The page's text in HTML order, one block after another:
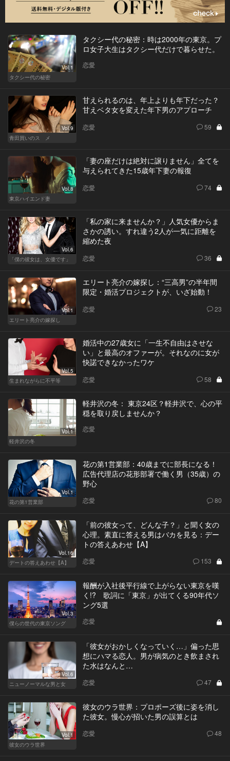
Vol.1
タクシー代の秘密
タクシー代の秘密：時は2000年の東京。プ
ロ女子大生はタクシー代だけで暮らせた。
恋愛
Vol.9
青田買いのスゝメ
甘えられるのは、年上よりも年下だった？
甘えベタ女を変えた年下男のアプローチ
恋愛 59
Vol.8
東京ハイエンド妻
「妻の座だけは絶対に譲りません」全てを
与えられてきた15歳年下妻の報復
恋愛 74
Vol.6
「僕の彼女は、女優です」
「私の家に来ませんか？」人気女優からま
さかの誘い。すれ違う2人が一気に距離を
縮めた夜
恋愛 36
Vol.1
エリート亮介の嫁探し
エリート亮介の嫁探し：“三高男”の半年間
限定・婚活プロジェクトが、いざ始動！
恋愛 23
Vol.5
生まれながらに不平等
婚活中の27歳女に「一生不自由はさせな
い」と最高のオファーが。それなのに女が
快諾できなかったワケ
恋愛 58
Vol.1
軽井沢の冬
軽井沢の冬： 東京24区？軽井沢で、心の平
穏を取り戻しませんか？
恋愛
Vol.1
花の第1営業部
花の第1営業部：40歳までに部長になる！
広告代理店の花形部署で働く男（35歳）の
野心
恋愛 80
Vol.16
デートの答えあわせ【A】
「前の彼女って、どんな子？」と聞く女の
心理。素直に答える男はバカを見る：デー
トの答えあわせ【A】
恋愛 153
Vol.3
僕らの世代の東京ソング
報酬が入社後平行線で上がらない東京を嘆
く!? 歌詞に「東京」が出てくる90年代ソ
ング5選
恋愛
Vol.6
ニューノーマルな男と女
「彼女がおかしくなっていく…」偏った思
想にハマる恋人。男が病気のとき飲まされ
た水はなんと…
恋愛 47
Vol.1
彼女のウラ世界
彼女のウラ世界：プロポーズ後に姿を消し
た彼女。慢心が招いた男の誤算とは
恋愛 48